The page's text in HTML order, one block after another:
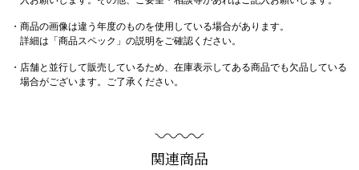
・商品の画像は違う年度のものを使用している場合があります。
詳細は「商品スペック」の説明をご確認ください。
・店舗と並行して販売しているため、在庫表示してある商品でも欠品している
場合がございます。ご了承ください。
関連商品